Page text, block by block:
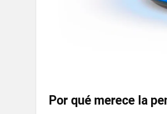
Por qué merece la